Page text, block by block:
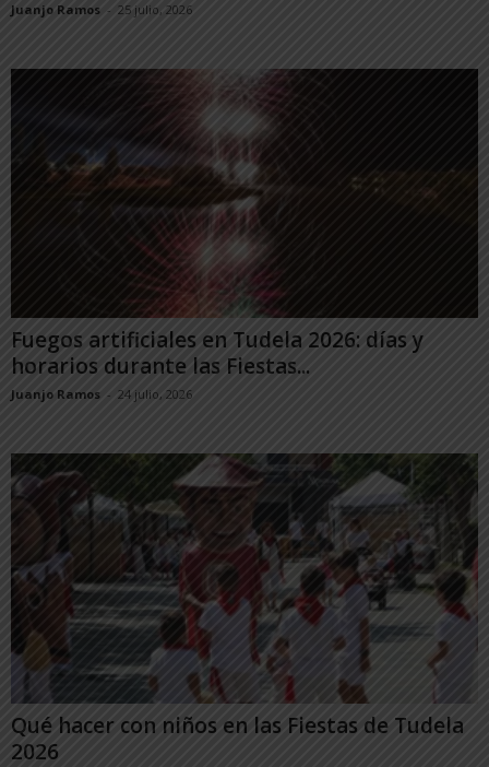
Juanjo Ramos - 25 julio, 2026
Fuegos artificiales en Tudela 2026: días y
horarios durante las Fiestas...
Juanjo Ramos - 24 julio, 2026
Qué hacer con niños en las Fiestas de Tudela
2026